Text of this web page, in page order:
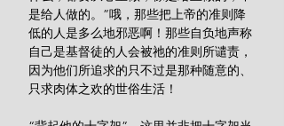
是给人做的。”哦，那些把上帝的准则降
低的人是多么地邪恶啊！那些自负地声称
自己是基督徒的人会被祂的准则所谴责，
因为他们所追求的只不过是那种随意的、
只求肉体之欢的世俗生活！